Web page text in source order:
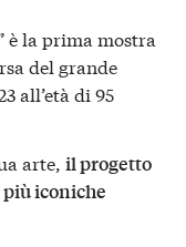
è la prima mostra
del grande
all’età di 95
arte, il progetto
iconiche